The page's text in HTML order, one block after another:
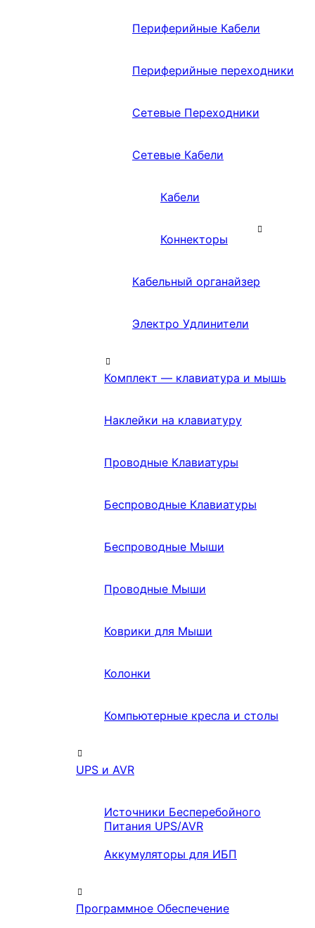
Периферийные Кабели
Периферийные переходники
Сетевые Переходники
Сетевые Кабели
Кабели
Коннекторы
Кабельный органайзер
Электро Удлинители
Комплект — клавиатура и мышь
Наклейки на клавиатуру
Проводные Клавиатуры
Беспроводные Клавиатуры
Беспроводные Мыши
Проводные Мыши
Коврики для Мыши
Колонки
Компьютерные кресла и столы
UPS и AVR
Источники Бесперебойного
Питания UPS/AVR
Аккумуляторы для ИБП
Программное Обеспечение